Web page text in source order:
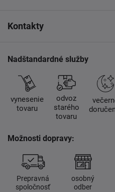
Kontakty
Nadštandardné služby
vynesenie
tovaru
odvoz
starého
tovaru
Možnosti dopravy:
Prepravná
spoločnosť
osobný
odber